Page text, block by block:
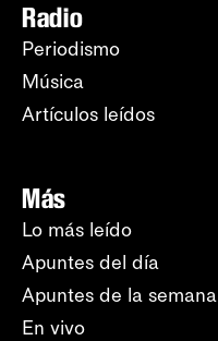
Radio
Periodismo
Música
Artículos leídos
Más
Lo más leído
Apuntes del día
Apuntes de la semana
En vivo